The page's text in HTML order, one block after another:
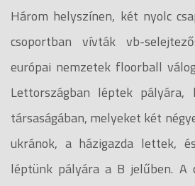
Három helyszínen, két nyolc
csoportban vívták vb-
európai nemzetek floorball
Lettországban léptek pályára,
társaságában, melyeket két
ukránok, a házigazda lettek,
léptünk pályára a B jelűben.